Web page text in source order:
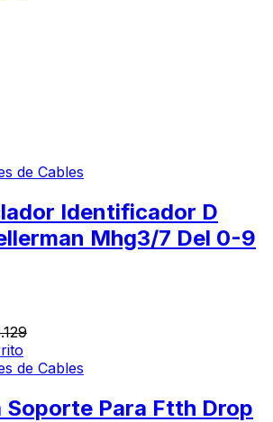
de Cables
Identificador D
Mhg3/7 Del 0-9
de Cables
Soporte Para Ftth Drop